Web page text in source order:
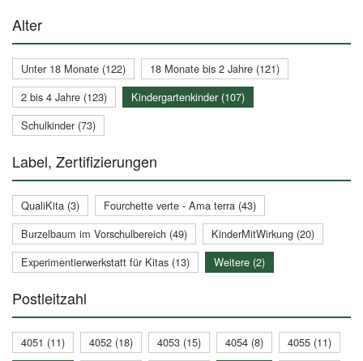
Alter
Unter 18 Monate (122)
18 Monate bis 2 Jahre (121)
2 bis 4 Jahre (123)
Kindergartenkinder (107)
Schulkinder (73)
Label, Zertifizierungen
QualiKita (3)
Fourchette verte - Ama terra (43)
Burzelbaum im Vorschulbereich (49)
KinderMitWirkung (20)
Experimentierwerkstatt für Kitas (13)
Weitere (2)
Postleitzahl
4051 (11) 4052 (18) 4053 (15) 4054 (8)
4055 (11)